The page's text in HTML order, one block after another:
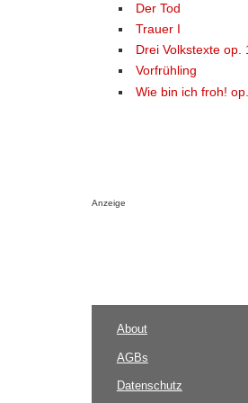
Der Tod
Trauer I
Drei Volkstexte op.
Vorfrühling
Wie bin ich froh!
Anzeige
About
AGBs
Datenschutz